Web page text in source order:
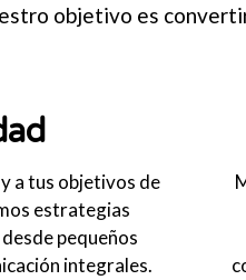
objetivo es
a tus objetivos de
estrategias
pequeños
integrales.